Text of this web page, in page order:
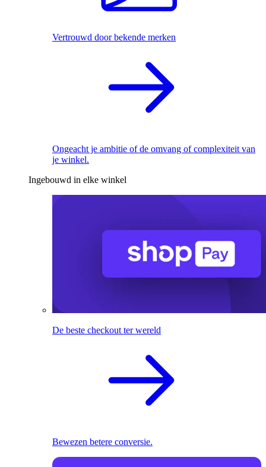
Vertrouwd door bekende merken
Ongeacht je ambitie of de omvang of complexiteit van
je winkel.
Ingebouwd in elke winkel
De beste checkout ter wereld
Bewezen betere conversie.